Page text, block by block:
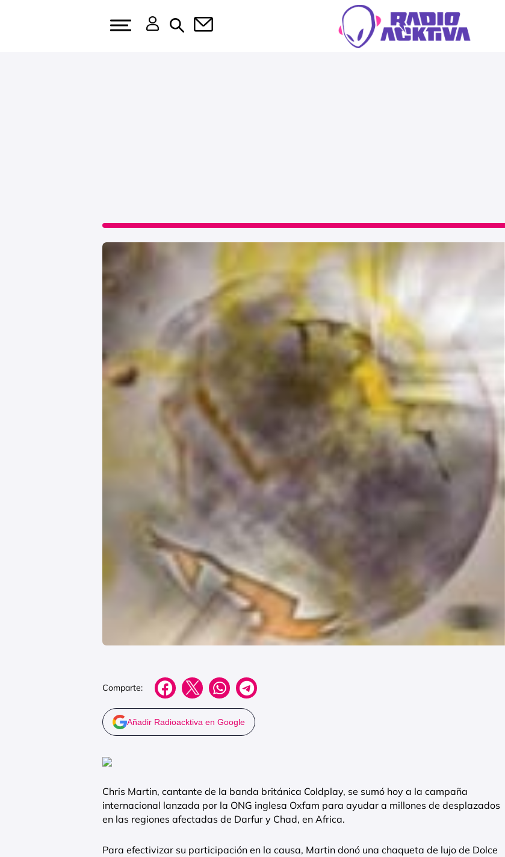
Comparte:
Añadir Radioacktiva en Google
Chris Martin, cantante de la banda británica Coldplay, se sumó hoy a la campaña
internacional lanzada por la ONG inglesa Oxfam para ayudar a millones de desplazados
en las regiones afectadas de Darfur y Chad, en Africa.
Para efectivizar su participación en la causa, Martin donó una chaqueta de lujo de Dolce